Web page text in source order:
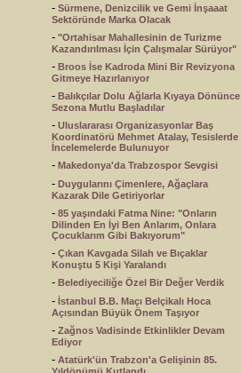
- Sürmene, Denizcilik ve Gemi İnşaaat
Sektöründe Marka Olacak
- "Ortahisar Mahallesinin de Turizme
Kazandırılması İçin Çalışmalar Sürüyor"
- Broos İse Kadroda Mini Bir Revizyona
Gitmeye Hazırlanıyor
- Balıkçılar Dolu Ağlarla Kıyaya Dönünce
Sezona Mutlu Başladılar
- Uluslararası Organizasyonlar Baş
Koordinatörü Mehmet Atalay, Tesislerde
İncelemelerde Bulunuyor
- Makedonya'da Trabzospor Sevgisi
- Duygularını Çimenlere, Ağaçlara
Kazarak Dile Getiriyorlar
- 85 yaşındaki Fatma Nine: "Onların
Dilinden En İyi Ben Anlarım, Onlara
Çocuklarım Gibi Bakıyorum"
- Çıkan Kavgada Silah ve Bıçaklar
Konuştu 5 Kişi Yaralandı
- Belediyeciliğe Özel Bir Değer Verdik
- İstanbul B.B. Maçı Belçikalı Hoca
Açısından Büyük Önem Taşıyor
- Zağnos Vadisinde Etkinlikler Devam
Ediyor
- Atatürk'ün Trabzon'a Gelişinin 85.